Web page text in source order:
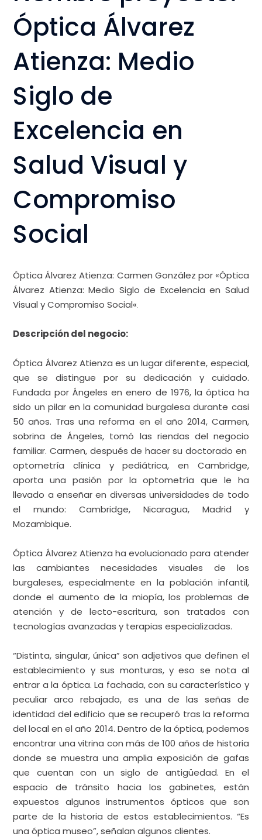
Nombre proyecto:
Óptica Álvarez
Atienza: Medio
Siglo de
Excelencia en
Salud Visual y
Compromiso
Óptica Álvarez Atienza: Carmen González
Visual y Compromiso Social
Descripción del negocio:
Óptica Álvarez Atienza es un lugar diferente, especial,
que se distingue por su dedicación y cuidado.
Fundada por Ángeles en enero de 1976, la óptica ha
sido un pilar en la comunidad burgalesa durante casi
50 años. Tras una reforma en el año 2014, Carmen,
sobrina de Ángeles, tomó las riendas del negocio
familiar. Carmen, después de hacer su doctorado en
optometría clínica y pediátrica, en Cambridge,
aporta una pasión por la optometría que le ha
llevado a enseñar en diversas universidades de todo
Mozambique.
Óptica Álvarez Atienza ha evolucionado para atender
las cambiantes necesidades visuales de los
burgaleses, especialmente en la población infantil,
donde el aumento de la miopía, los problemas de
tecnologías avanzadas y terapias especializadas.
“Distinta, singular, única” son adjetivos que definen el
establecimiento y sus monturas, y eso se nota al
entrar a la óptica. La fachada, con su característico y
peculiar arco rebajado, es una de las señas de
identidad del edificio que se recuperó tras la reforma
del local en el año 2014. Dentro de la óptica, podemos
encontrar una vitrina con más de 100 años de historia
donde se muestra una amplia exposición de gafas
que cuentan con un siglo de antigüedad. En el
espacio de tránsito hacia los gabinetes, están
expuestos algunos instrumentos ópticos que son